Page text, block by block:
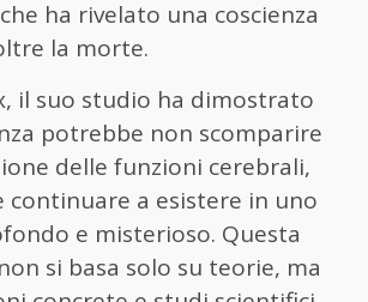
ha rivelato una coscienza
la morte.
il suo studio ha dimostrato
potrebbe non scomparire
delle funzioni cerebrali,
continuare a esistere in uno
e misterioso. Questa
si basa solo su teorie, ma